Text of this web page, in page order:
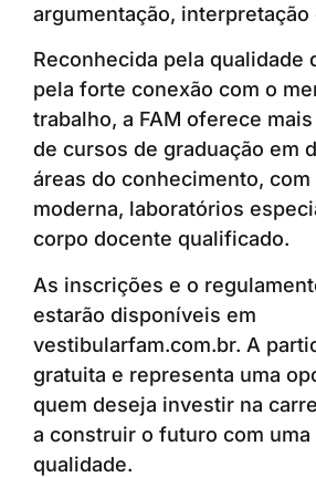
argumentação, interpretação
Reconhecida pela qualidade
pela forte conexão com o
trabalho, a FAM oferece
de cursos de graduação em
áreas do conhecimento,
moderna, laboratórios
corpo docente qualificado.
As inscrições e o
estarão disponíveis em
vestibularfam.com.br. A
gratuita e representa uma
quem deseja investir na
a construir o futuro com uma
qualidade.